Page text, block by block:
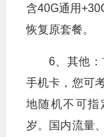
含40G通用
恢复原套餐。
6、其他
手机卡，您可
地随机不可指
岁。国内流量